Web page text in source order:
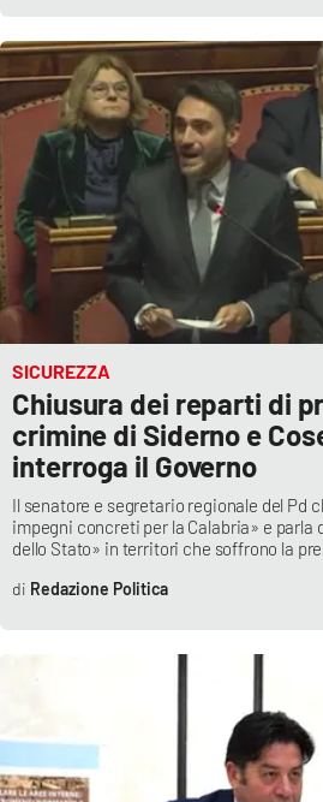
SICUREZZA
Chiusura dei reparti di
crimine di Siderno e
interroga il Governo
Il senatore e segretario regionale del Pd
impegni concreti per la Calabria» e parla
dello Stato» in territori che soffrono la
Redazione Politica